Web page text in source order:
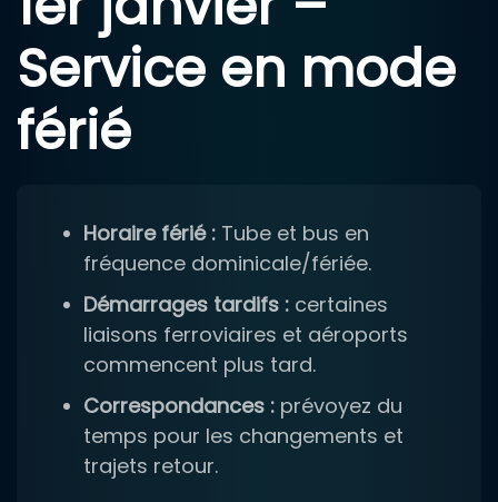
Service en mode
férié
Horaire férié : Tube et bus en
fréquence dominicale/fériée.
Démarrages tardifs : certaines
liaisons ferroviaires et aéroports
commencent plus tard.
Correspondances : prévoyez du
temps pour les changements et
trajets retour.